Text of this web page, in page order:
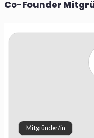
Co-Founder
Mitgründer/in